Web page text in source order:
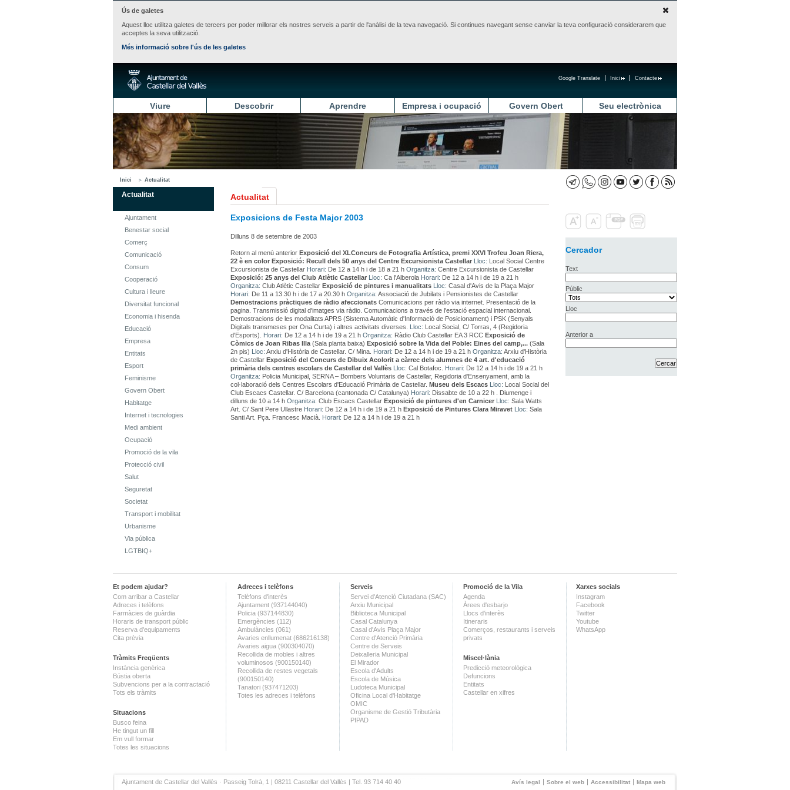
Ús de galetes
Aquest lloc utilitza galetes de tercers per poder millorar els nostres serveis a partir de l'anàlisi de la teva navegació. Si continues navegant sense canviar la teva configuració considerarem que
acceptes la seva utilització.
Més informació sobre l'ús de les galetes
Contacte
Inici
Google Translate
Viure Descobrir Aprendre Empresa i ocupació Govern Obert Seu electrònica
Inici Actualitat
Actualitat
Ajuntament
Benestar social
Comerç
Comunicació
Consum
Cooperació
Cultura i lleure
Diversitat funcional
Economia i hisenda
Educació
Empresa
Entitats
Esport
Feminisme
Govern Obert
Habitatge
Internet i tecnologies
Medi ambient
Ocupació
Promoció de la vila
Protecció civil
Salut
Seguretat
Societat
Transport i mobilitat
Urbanisme
Via pública
LGTBIQ+
Actualitat
Exposicions de Festa Major 2003
Dilluns 8 de setembre de 2003
Retorn al menú anterior Exposició del XLConcurs de Fotografia Artística, premi XXVI Trofeu Joan Riera,
22 è en color Exposició: Recull dels 50 anys del Centre Excursionista Castellar Lloc: Local Social Centre
Excursionista de Castellar Horari: De 12 a 14 h i de 18 a 21 h Organitza: Centre Excursionista de Castellar
Exposició: 25 anys del Club Atlètic Castellar Lloc: Ca l'Alberola Horari: De 12 a 14 h i de 19 a 21 h
Organitza: Club Atlètic Castellar Exposició de pintures i manualitats Lloc: Casal d'Avis de la Plaça Major
Horari: De 11 a 13.30 h i de 17 a 20.30 h Organitza: Associació de Jubilats i Pensionistes de Castellar
Demostracions pràctiques de ràdio afeccionats Comunicacions per ràdio via internet. Presentació de la
pagina. Transmissió digital d'imatges via ràdio. Comunicacions a través de l'estació espacial internacional.
Demostracions de les modalitats APRS (Sistema Automàtic d'Informació de Posicionament) i PSK (Senyals
Digitals transmeses per Ona Curta) i altres activitats diverses. Lloc: Local Social, C/ Torras, 4 (Regidoria
d'Esports). Horari: De 12 a 14 h i de 19 a 21 h Organitza: Ràdio Club Castellar EA 3 RCC Exposició de
Còmics de Joan Ribas Illa (Sala planta baixa) Exposició sobre la Vida del Poble: Eines del camp,... (Sala
2n pis) Lloc: Arxiu d'Història de Castellar. C/ Mina. Horari: De 12 a 14 h i de 19 a 21 h Organitza: Arxiu d'Història
de Castellar Exposició del Concurs de Dibuix Acolorit a càrrec dels alumnes de 4 art. d'educació
primària dels centres escolars de Castellar del Vallès Lloc: Cal Botafoc. Horari: De 12 a 14 h i de 19 a 21 h
Organitza: Policia Municipal, SERNA – Bombers Voluntaris de Castellar, Regidoria d'Ensenyament, amb la
col·laboració dels Centres Escolars d'Educació Primària de Castellar. Museu dels Escacs Lloc: Local Social del
Club Escacs Castellar. C/ Barcelona (cantonada C/ Catalunya) Horari: Dissabte de 10 a 22 h . Diumenge i
dilluns de 10 a 14 h Organitza: Club Escacs Castellar Exposició de pintures d'en Carnicer Lloc: Sala Watts
Art. C/ Sant Pere Ullastre Horari: De 12 a 14 h i de 19 a 21 h Exposició de Pintures Clara Miravet Lloc: Sala
Santi Art. Pça. Francesc Macià. Horari: De 12 a 14 h i de 19 a 21 h
Cercador
Text
Públic
Lloc
Anterior a
Et podem ajudar?
Com arribar a Castellar
Adreces i telèfons
Farmàcies de guàrdia
Horaris de transport públic
Reserva d'equipaments
Cita prèvia
Tràmits Freqüents
Instància genèrica
Bústia oberta
Subvencions per a la contractació
Tots els tràmits
Situacions
Busco feina
He tingut un fill
Em vull formar
Totes les situacions
Adreces i telèfons
Telèfons d'interès
Ajuntament (937144040)
Policia (937144830)
Emergències (112)
Ambulàncies (061)
Avaries enllumenat (686216138)
Avaries aigua (900304070)
Recollida de mobles i altres
voluminosos (900150140)
Recollida de restes vegetals
(900150140)
Tanatori (937471203)
Totes les adreces i telèfons
Serveis
Servei d'Atenció Ciutadana (SAC)
Arxiu Municipal
Biblioteca Municipal
Casal Catalunya
Casal d'Avis Plaça Major
Centre d'Atenció Primària
Centre de Serveis
Deixalleria Municipal
El Mirador
Escola d'Adults
Escola de Música
Ludoteca Municipal
Oficina Local d'Habitatge
OMIC
Organisme de Gestió Tributària
PIPAD
Promoció de la Vila
Agenda
Àrees d'esbarjo
Llocs d'interès
Itineraris
Comerços, restaurants i serveis
privats
Miscel·lània
Predicció meteorològica
Defuncions
Entitats
Castellar en xifres
Xarxes socials
Instagram
Facebook
Twitter
Youtube
WhatsApp
Avís legal Sobre el web Accessibilitat Mapa web
Ajuntament de Castellar del Vallès · Passeig Tolrà, 1 | 08211 Castellar del Vallès | Tel. 93 714 40 40